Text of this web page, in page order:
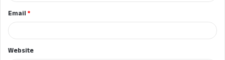
Email*
Website